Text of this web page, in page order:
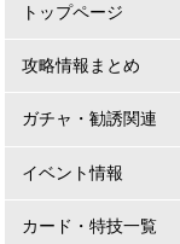
トップページ
攻略情報まとめ
ガチャ・勧誘関連
イベント情報
カード・特技一覧